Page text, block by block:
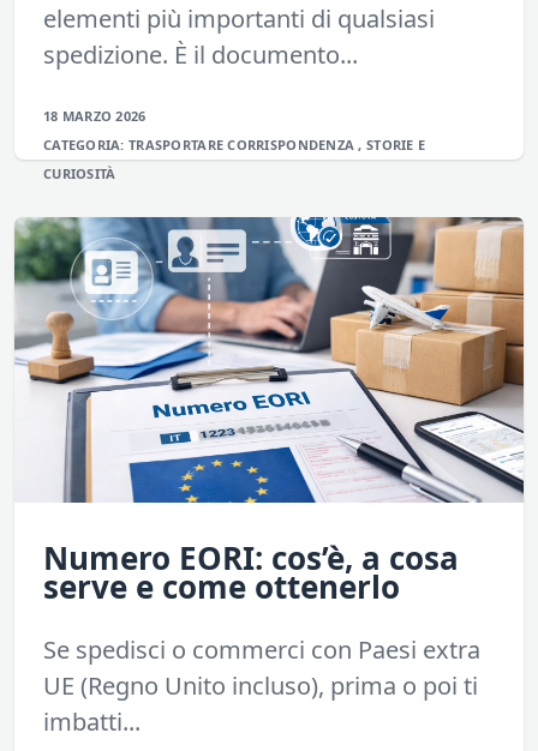
elementi più importanti di qualsiasi
spedizione. È il documento...
18 MARZO 2026
CATEGORIA:TRASPORTARECORRISPONDENZA,STORIE E
CURIOSITÀ
Numero EORI: cos’è, a cosa
serve e come ottenerlo
Se spedisci o commerci con Paesi extra
UE (Regno Unito incluso), prima o poi ti
imbatti...